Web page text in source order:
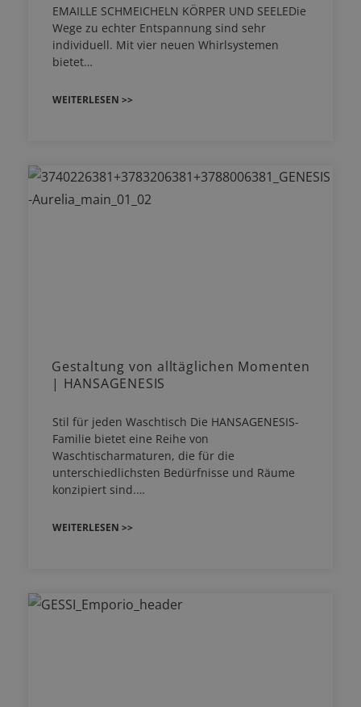
EMAILLE SCHMEICHELN KÖRPER UND SEELEDie
Wege zu echter Entspannung sind sehr
individuell. Mit vier neuen Whirlsystemen
bietet…
WEITERLESEN >>
Gestaltung von alltäglichen Momenten
| HANSAGENESIS
Stil für jeden Waschtisch Die HANSAGENESIS-
Familie bietet eine Reihe von
Waschtischarmaturen, die für die
unterschiedlichsten Bedürfnisse und Räume
konzipiert sind.…
WEITERLESEN >>